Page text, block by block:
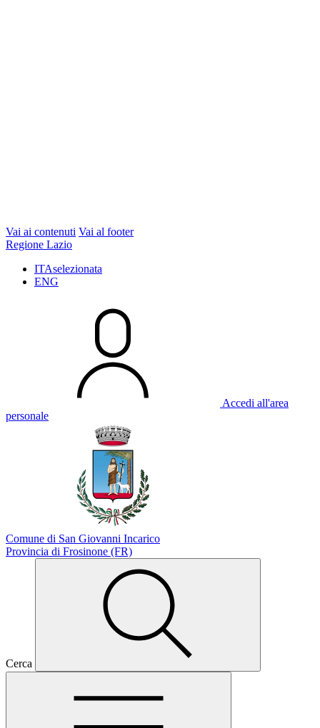
Vai ai contenuti Vai al footer
Regione Lazio
ITAselezionata
ENG
Accedi all'area
personale
Comune di San Giovanni Incarico
Provincia di Frosinone (FR)
Cerca